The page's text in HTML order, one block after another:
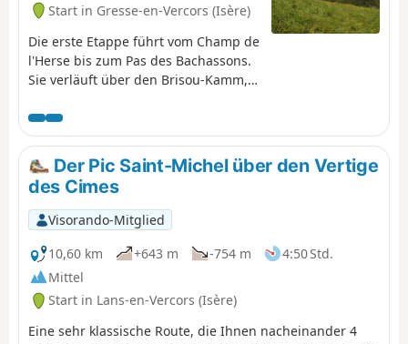
Start in Gresse-en-Vercors (Isère)
Die erste Etappe führt vom Champ de
l'Herse bis zum Pas des Bachassons.
Sie verläuft über den Brisou-Kamm,
Panoramablick genießen kann. Der
Höhenunterschied beträgt mehr als
1000 m, aber die Schönheit der
Landschaft am Pas des Bachassons
entschädigt dafür.
Der Pic Saint-Michel über den Vertige
des Cimes
Visorando-Mitglied
10,60 km
+643 m -754 m
4:50 Std.
Mittel
Start in Lans-en-Vercors (Isère)
Eine sehr klassische Route, die Ihnen nacheinander 4